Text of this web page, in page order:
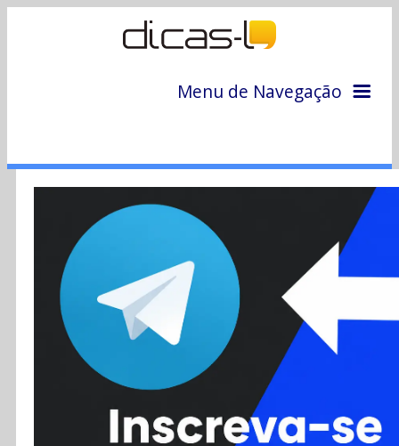
Menu de Navegação
Colunas
Colaboradores
Cursos